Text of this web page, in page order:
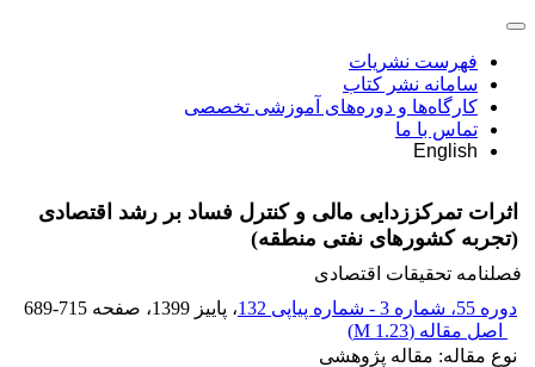
فهرست نشریات
سامانه نشر کتاب
کارگاه‌ها و دوره‌های آموزشی تخصصی
تماس با ما
English
اثرات تمرکززدایی مالی و کنترل فساد بر رشد اقتصادی
(تجربه کشورهای نفتی منطقه)
فصلنامه تحقیقات اقتصادی
دوره 55، شماره 3 - شماره پیاپی 132
، پاییز 1399 ، صفحه 689-715
اصل مقاله (1.23 M
)
نوع مقاله: مقاله پژوهشی